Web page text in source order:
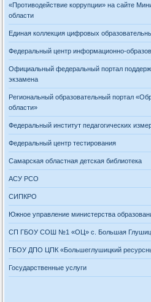
«Противодействие коррупции» на сайте
области
Единая коллекция цифровых
Федеральный центр информационно-
Официальный федеральный портал
экзамена
Региональный образовательный портал
области»
Федеральный институт педагогических
Федеральный центр тестирования
Самарская областная детская библиотека
АСУ РСО
СИПКРО
Южное управление министерства
СП ГБОУ СОШ №1 «ОЦ» с. Большая Глушица-
ГБОУ ДПО ЦПК «Большеглушицкий
Государственные услуги